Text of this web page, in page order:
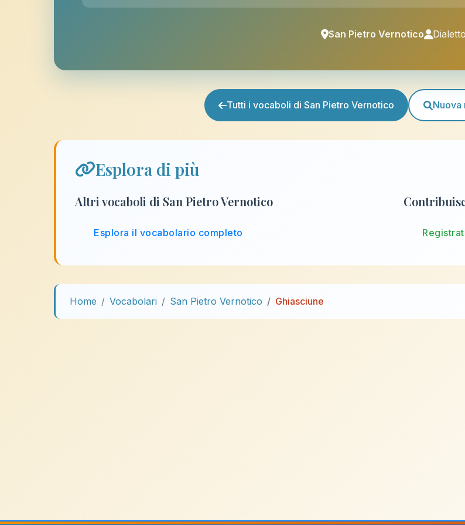
San Pietro Vernotico Dialetto
Tutti i vocaboli di San Pietro Vernotico Nuova
Esplora di più
Altri vocaboli di San Pietro Vernotico
Esplora il vocabolario completo
Home Vocabolari San Pietro Vernotico Ghiasciune